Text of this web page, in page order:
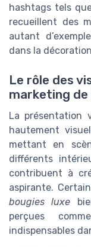
hashtags tels
recueillent des
autant
dans la
Le rôle des
marketing de
La présentation
hautement
mettant en
différents
contribuent à
aspirante.
bougies luxe
perçues
indispensables